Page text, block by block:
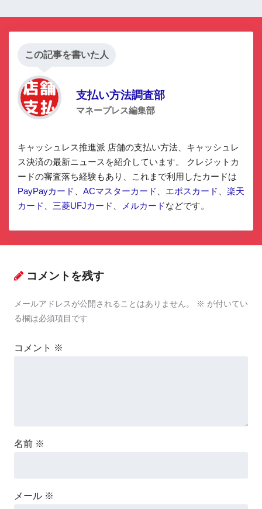
この記事を書いた人
支払い方法調査部
マネープレス編集部
キャッシュレス推進派 店舗の支払い方法、キャッシュレ
ス決済の最新ニュースを紹介しています。 クレジットカ
ードの審査落ち経験もあり、これまで利用したカードは
PayPayカード
ACマスターカード エポスカード
楽天
カード
三菱UFJカード メルカードなどです。
コメントを残す
メールアドレスが公開されることはありません。 ※ が付いてい
る欄は必須項目です
コメント ※
名前 ※
メール ※